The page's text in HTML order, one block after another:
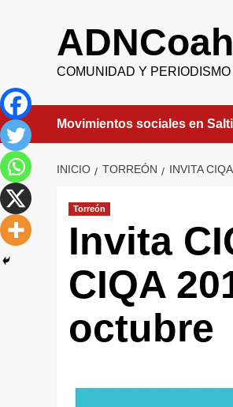
COMUNIDAD Y PERIODISMO
Movimientos sociales en
INICIO TORREÓN INVITA
Torreón
Invita
CIQA
octubre